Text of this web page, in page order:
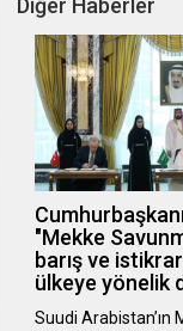
Diğer Haberler
"Mekke
barış ve
ülkeye yönelik
Suudi Arabistan’ın